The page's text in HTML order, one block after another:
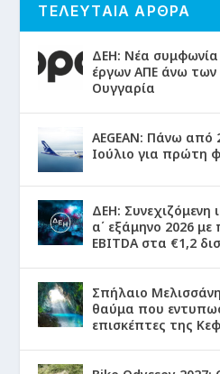
ΤΕΛΕΥΤΑΙΑ ΑΡΘΡΑ
ΔΕΗ: Νέα
έργων ΑΠΕ άνω των
Ουγγαρία
AEGEAN: Πάνω από
Ιούλιο για πρώτη
ΔΕΗ:
α΄ εξάμηνο 2026
EBITDA στα €1,2
Σπήλαιο
θαύμα που
επισκέπτες της